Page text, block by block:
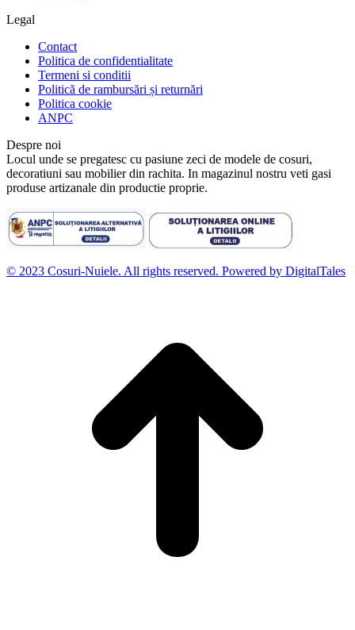
Legal
Contact
Politica de confidentialitate
Termeni si conditii
Politică de rambursări și returnări
Politica cookie
ANPC
Despre noi
Locul unde se pregatesc cu pasiune zeci de modele de cosuri,
decoratiuni sau mobilier din rachita. In magazinul nostru veti gasi
produse artizanale din productie proprie.
© 2023 Cosuri-Nuiele. All rights reserved. Powered by DigitalTales